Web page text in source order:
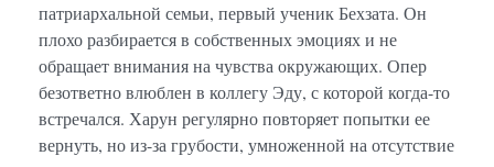
патриархальной семьи, первый ученик Бехзата. Он
плохо разбирается в собственных эмоциях и не
обращает внимания на чувства окружающих. Опер
безответно влюблен в коллегу Эду, с которой когда-то
встречался. Харун регулярно повторяет попытки ее
вернуть, но из-за грубости, умноженной на отсутствие